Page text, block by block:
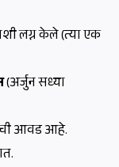
लग्न केले (त्या एक
(अर्जुन सध्या
आवड आहे.